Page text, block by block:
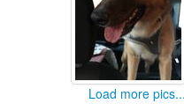
Load more pics...